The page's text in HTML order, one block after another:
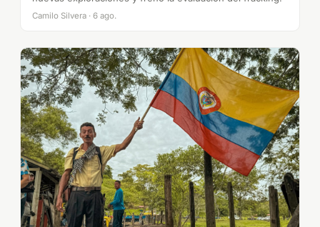
Camilo Silvera · 6 ago.